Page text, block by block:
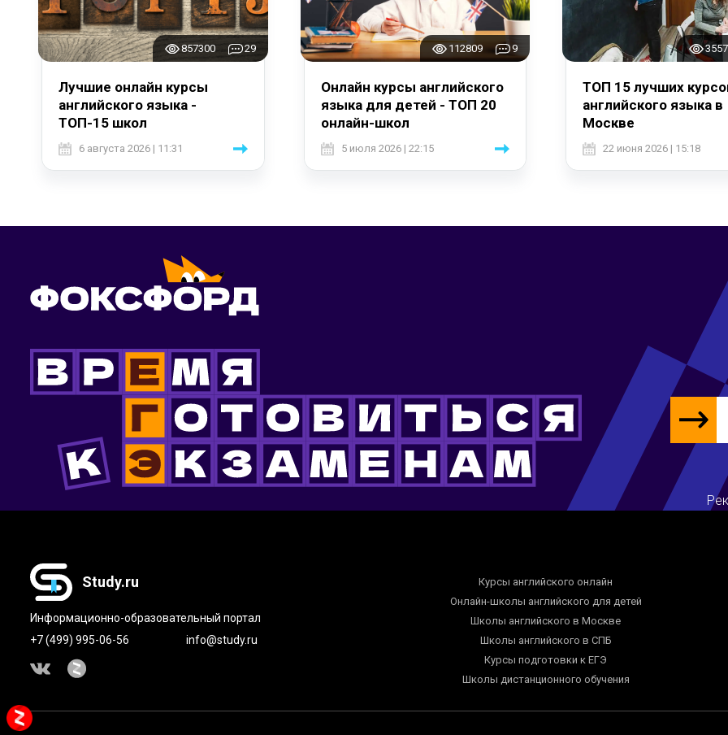
857300 29
Лучшие онлайн курсы
английского языка -
ТОП-15 школ
6 августа 2026 | 11:31
112809 9
Онлайн курсы английского
языка для детей - ТОП 20
онлайн-школ
5 июля 2026 | 22:15
ТОП 15 лучших
английского языка в
Москве
22 июня 2026 | 15:18
Study.ru
Информационно-образовательный портал
+7 (499) 995-06-56
info@study.ru
Курсы английского онлайн
Онлайн-школы английского для детей
Школы английского в Москве
Школы английского в СПБ
Курсы подготовки к ЕГЭ
Школы дистанционного обучения